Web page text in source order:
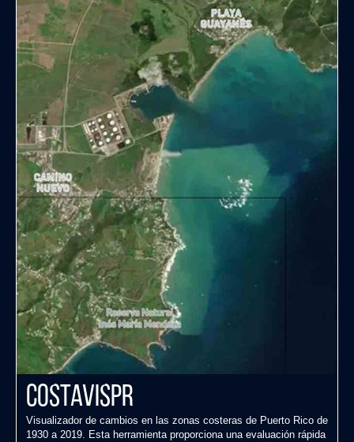
CostaVisPR
Visualizador de cambios en las zonas costeras de Puerto Rico de
1930 a 2019. Esta herramienta proporciona una evaluación rápida